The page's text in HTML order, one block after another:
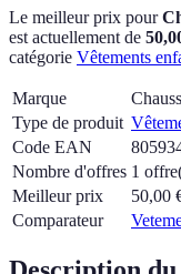
Le meilleur prix pour
est actuellement de
catégorie Vêtements
Marque
Type de produit
Code EAN
Nombre d'offres 1
Meilleur prix
50,00
Comparateur